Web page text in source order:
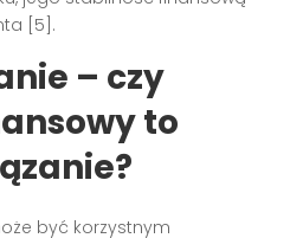
[5].
– czy
to
być korzystnym